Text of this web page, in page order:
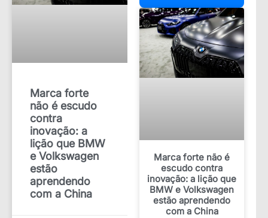
Marca forte
não é escudo
contra
inovação: a
lição que BMW
e Volkswagen
estão
aprendendo
com a China
Marca forte não é
escudo contra
inovação: a lição que
BMW e Volkswagen
estão aprendendo
com a China